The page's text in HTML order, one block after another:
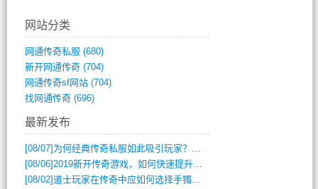
网站分类
网通传奇私服 (680)
新开网通传奇(704)
网通传奇sf网站(704)
找网通传奇(696)
最新发布
[08/07] 为何经典传奇私服如此吸引玩家？深度攻略解析
[08/06]2019新开传奇游戏，如何快速提升角色等级？
[08/02]道士玩家在传奇中应如何选择手镯装备？